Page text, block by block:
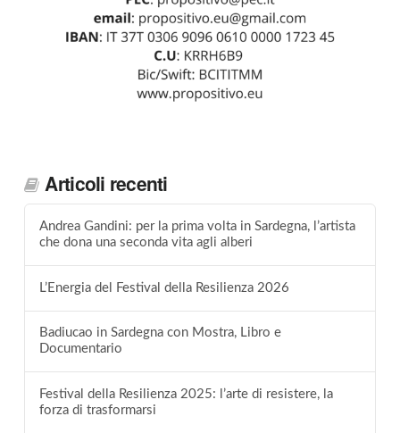
Articoli recenti
Andrea Gandini: per la prima volta in Sardegna, l’artista
che dona una seconda vita agli alberi
L’Energia del Festival della Resilienza 2026
Badiucao in Sardegna con Mostra, Libro e
Documentario
Festival della Resilienza 2025: l’arte di resistere, la
forza di trasformarsi